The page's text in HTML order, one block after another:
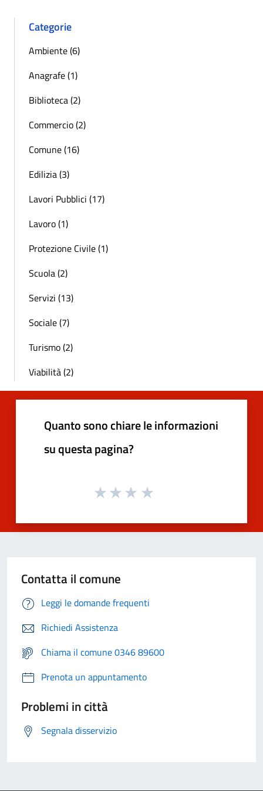
Categorie
Ambiente (6)
Anagrafe (1)
Biblioteca (2)
Commercio (2)
Comune (16)
Edilizia (3)
Lavori Pubblici (17)
Lavoro (1)
Protezione Civile (1)
Scuola (2)
Servizi (13)
Sociale (7)
Turismo (2)
Viabilità (2)
Quanto sono chiare le informazioni
su questa pagina?
Contatta il comune
Leggi le domande frequenti
Richiedi Assistenza
Chiama il comune 0346 89600
Prenota un appuntamento
Problemi in città
Segnala disservizio